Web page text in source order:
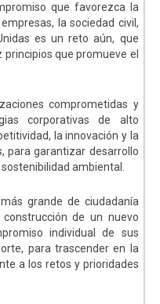
que favorezca la
la sociedad civil,
es un reto aún, que
que promueve el
comprometidas y
corporativas de alto
la innovación y la
para garantizar desarrollo
ambiental.
grande de ciudadanía
de un nuevo
individual de sus
para trascender en la
a los retos y prioridades